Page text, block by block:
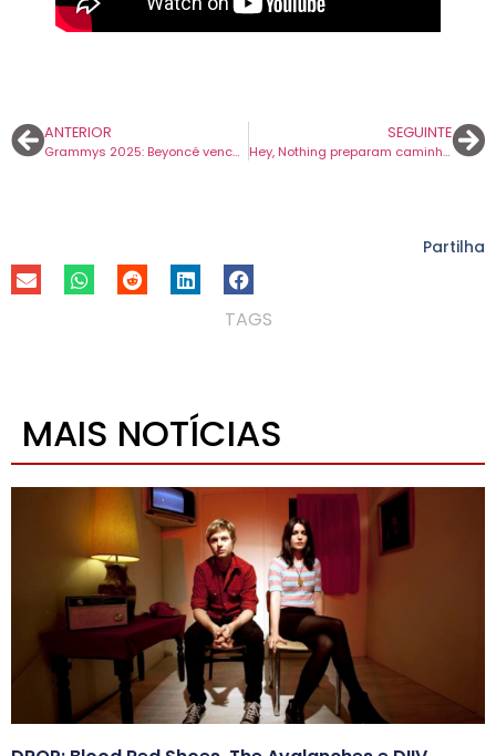
ANTERIOR
Grammys 2025: Beyoncé vence (finalmente) Álbum do Ano
SEGUINTE
Hey, Nothing preparam caminho para a grandeza. Dupla de Atlanta apresenta mais um tema.
Partilha
TAGS
MAIS NOTÍCIAS